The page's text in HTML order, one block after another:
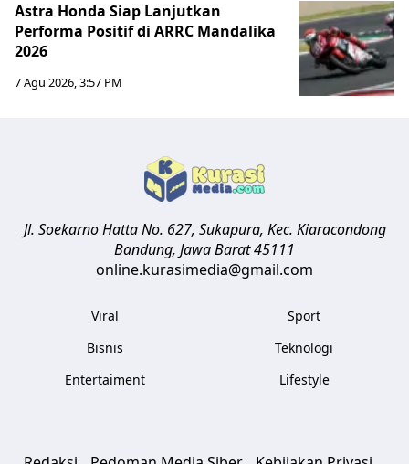
Astra Honda Siap Lanjutkan
Performa Positif di ARRC Mandalika
2026
7 Agu 2026, 3:57 PM
Jl. Soekarno Hatta No. 627, Sukapura, Kec. Kiaracondong
Bandung, Jawa Barat45111
online.kurasimedia@gmail.com
Viral
Bisnis
Entertaiment
Sport
Teknologi
Lifestyle